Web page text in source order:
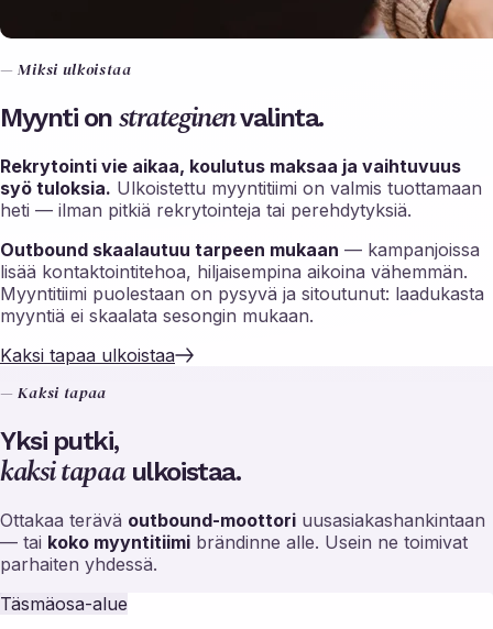
— Miksi ulkoistaa
Myynti on strateginenvalinta.
Rekrytointi vie aikaa, koulutus maksaa ja vaihtuvuus
syö tuloksia. Ulkoistettu myyntitiimi on valmis tuottamaan
heti — ilman pitkiä rekrytointeja tai perehdytyksiä.
Outbound skaalautuu tarpeen mukaan — kampanjoissa
lisää kontaktointitehoa, hiljaisempina aikoina vähemmän.
Myyntitiimi puolestaan on pysyvä ja sitoutunut: laadukasta
myyntiä ei skaalata sesongin mukaan.
Kaksi tapaa ulkoistaa
— Kaksi tapaa
Yksi putki,
kaksi tapaaulkoistaa.
Ottakaa terävä outbound-moottori uusasiakashankintaan
— tai koko myyntitiimi brändinne alle. Usein ne toimivat
parhaiten yhdessä.
Täsmäosa-alue